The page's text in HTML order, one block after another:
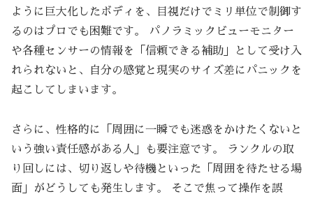
ように巨大化したボディを、目視だけでミリ単位で制御す
るのはプロでも困難です。 パノラミックビューモニター
や各種センサーの情報を「信頼できる補助」として受け入
れられないと、自分の感覚と現実のサイズ差にパニックを
起こしてしまいます。
さらに、性格的に「周囲に一瞬でも迷惑をかけたくないと
いう強い責任感がある人」も要注意です。 ランクルの取
り回しには、切り返しや待機といった「周囲を待たせる場
面」がどうしても発生します。 そこで焦って操作を誤